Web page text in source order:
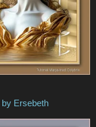
by Ria v S